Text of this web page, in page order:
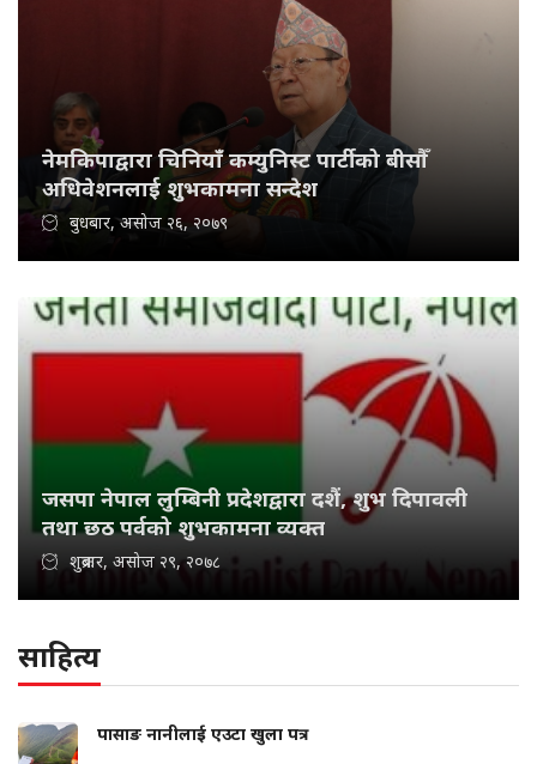
नेमकिपाद्वारा चिनियाँ कम्युनिस्ट पार्टीको बीसौँ
अधिवेशनलाई शुभकामना सन्देश
बुधबार, असोज २६, २०७९
जसपा नेपाल लुम्बिनी प्रदेशद्वारा दशैं, शुभ दिपावली
तथा छठ पर्वको शुभकामना व्यक्त
शुक्रबार, असोज २९, २०७८
साहित्य
पासाङ नानीलाई एउटा खुला पत्र